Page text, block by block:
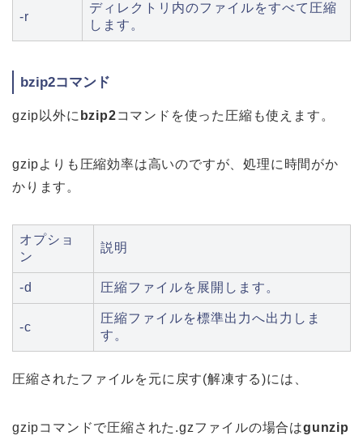
-r
ディレクトリ内のファイルをすべて圧縮
します。
bzip2コマンド
gzip以外に bzip2コマンドを使った圧縮も使えます。
gzipよりも圧縮効率は高いのですが、処理に時間がか
かります。
オプショ
ン
説明
-d 圧縮ファイルを展開します。
-c
圧縮ファイルを標準出力へ出力しま
す。
圧縮されたファイルを元に戻す(解凍する)には、
gzipコマンドで圧縮された.gzファイルの場合はgunzip